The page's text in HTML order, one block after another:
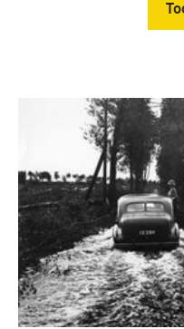
Fotografisch
boek (6)